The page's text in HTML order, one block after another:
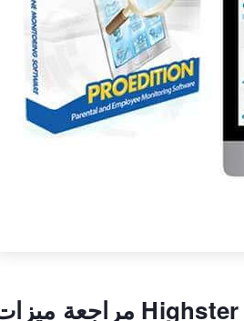
مراجعة ميزات Highster